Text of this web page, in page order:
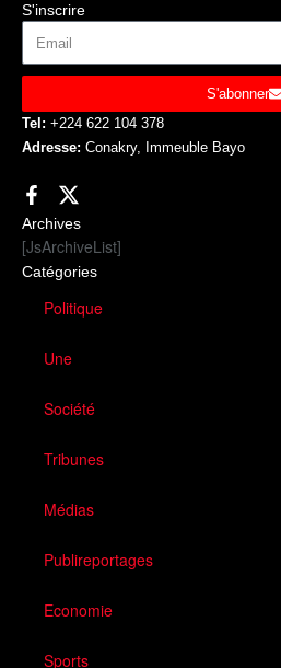
Catégories
Politique
Une
Société
Tribunes
Médias
Publireportages
Economie
Sports
Archives
[JsArchiveList]
S'inscrire
S'abonner
Tel: +224 622 104 378
Adresse: Conakry, Immeuble Bayo